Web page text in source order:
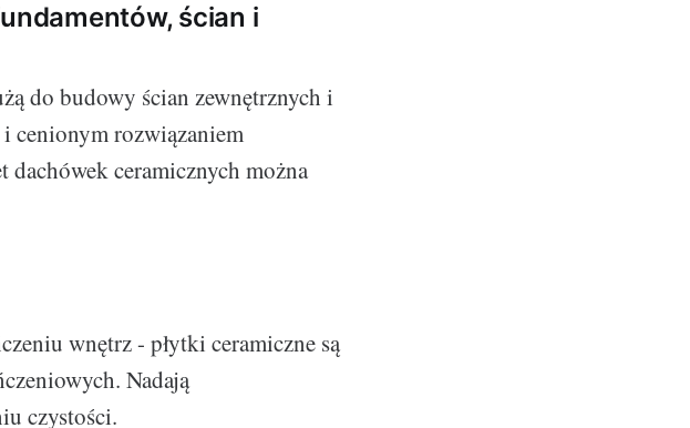
ścian i
do budowy ścian zewnętrznych i
cenionym rozwiązaniem
ceramicznych można
wnętrz - płytki ceramiczne są
Nadają
czystości.